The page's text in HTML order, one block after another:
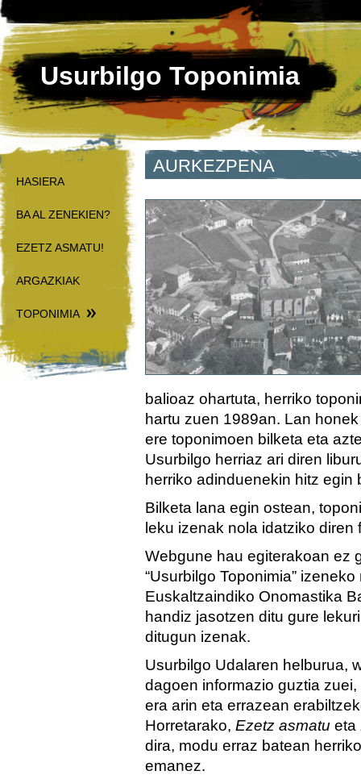
Usurbilgo Toponimia
HASIERA
BA AL ZENEKIEN?
EZETZ ASMATU!
ARGAZKIAK
TOPONIMIA
AURKEZPENA
balioaz ohartuta, herriko
hartu zuen 1989an. Lan
ere toponimoen bilketa eta
Usurbilgo herriaz ari diren
herriko adinduenekin hitz egin
Bilketa lana egin ostean,
leku izenak nola idatziko diren
Webgune hau egiterakoan ez
“Usurbilgo Toponimia”
Euskaltzaindiko Onomastika
handiz jasotzen ditu gure
ditugun izenak.
Usurbilgo Udalaren helburua,
dagoen informazio guztia
era arin eta errazean
Horretarako, Ezetz asmatu eta
dira, modu erraz batean
emanez.